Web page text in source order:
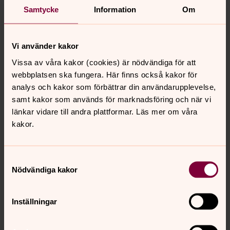
Samtycke Information Om
Vi använder kakor
Vissa av våra kakor (cookies) är nödvändiga för att
webbplatsen ska fungera. Här finns också kakor för
analys och kakor som förbättrar din användarupplevelse,
samt kakor som används för marknadsföring och när vi
länkar vidare till andra plattformar. Läs mer om våra
kakor.
Nödvändiga kakor
Inställningar
ett år efter gravsättningen.
personuppgifter?
Uppgifter om den kyrkliga handlingen såsom innehåll i
tal, vilka psalmer som valts m.m. delas med den präst
som utför handlingen. Prästen är självständigt ansvarig
för att skydda de personuppgifter denne får tillgång till
inom ramen för detta uppdrag. Vanligtvis sparar prästen
uppgifter om den kyrkliga handlingen i sin egen
leverantörer av IT-system och andra tjänster. Beroende
på typ av tjänst kan sådana leverantörer komma att få